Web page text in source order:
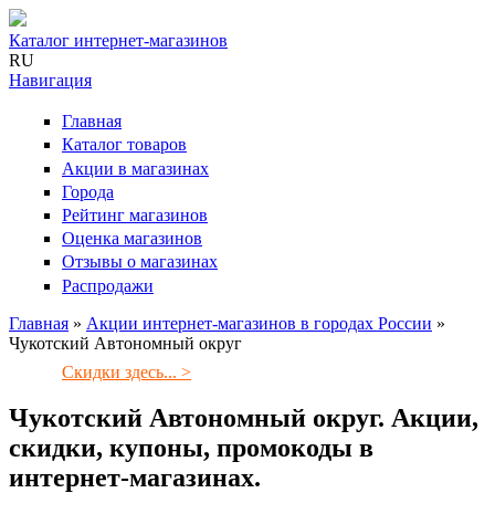
Каталог интернет-магазинов
RU
Навигация
Главная
Каталог товаров
Акции в магазинах
Города
Рейтинг магазинов
Оценка магазинов
Отзывы о магазинах
Распродажи
Вы здесь
Главная » Акции интернет-магазинов в городах России »
Чукотский Автономный округ
Скидки здесь... >
Чукотский Автономный округ. Акции,
скидки, купоны, промокоды в
интернет-магазинах.